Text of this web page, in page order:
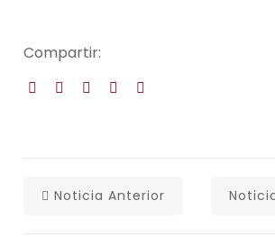
Compartir:
Noticia Anterior